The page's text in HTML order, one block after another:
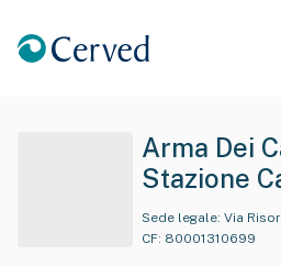
Arma Dei
Stazione
Sede legale: Via
CF: 80001310699